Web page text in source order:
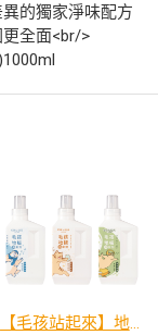
的獨家淨味配方
全面<br/>
【毛孩站起來】地板清潔劑 貓用